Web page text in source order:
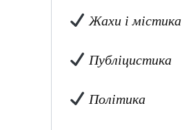
Жахи і містика
Публіцистика
Політика